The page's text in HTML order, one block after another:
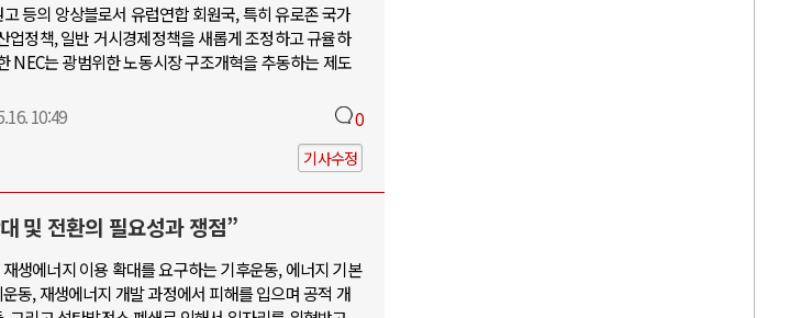
등의 앙상블로서 유럽연합 회원국, 특히 유로존 국가
업정책, 일반 거시경제정책을 새롭게 조정하고 규율하
NEC는 광범위한 노동시장 구조개혁을 추동하는 제도
10:49 0
기사수정
및 전환의 필요성과 쟁점”
생에너지 이용 확대를 요구하는 기후운동, 에너지 기본
동, 재생에너지 개발 과정에서 피해를 입으며 공적 개